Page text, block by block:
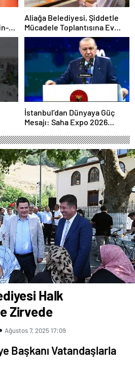
Aliağa Belediyesi, Şiddetle
Mücadele Toplantısına Ev
Sahipliği Yaptı
İstanbul’dan Dünyaya Güç
Mesajı: Saha Expo 2026
Halk
Zirvede
Ağustos 7, 2025 17:09
Başkanı Vatandaşlarla